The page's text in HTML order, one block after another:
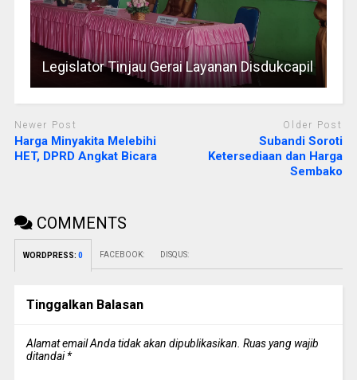
Legislator Tinjau Gerai Layanan Disdukcapil
Newer Post
Harga Minyakita Melebihi
HET, DPRD Angkat Bicara
Older Post
Subandi Soroti
Ketersediaan dan Harga
Sembako
COMMENTS
WORDPRESS: 0 FACEBOOK: DISQUS:
Tinggalkan Balasan
Alamat email Anda tidak akan dipublikasikan. Ruas yang wajib
ditandai*